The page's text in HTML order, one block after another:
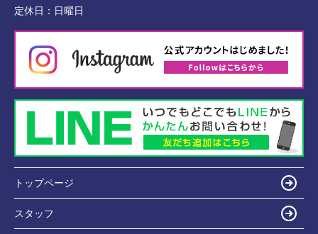
定休日： 日曜日
トップページ
スタッフ